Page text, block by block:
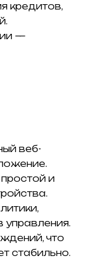
кредитов,
—
веб-
и
управления.
что
стабильно.